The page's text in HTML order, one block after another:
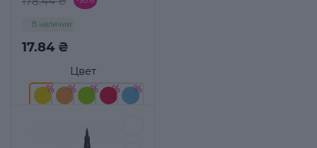
Цвет
17.84 ₴
В наличии